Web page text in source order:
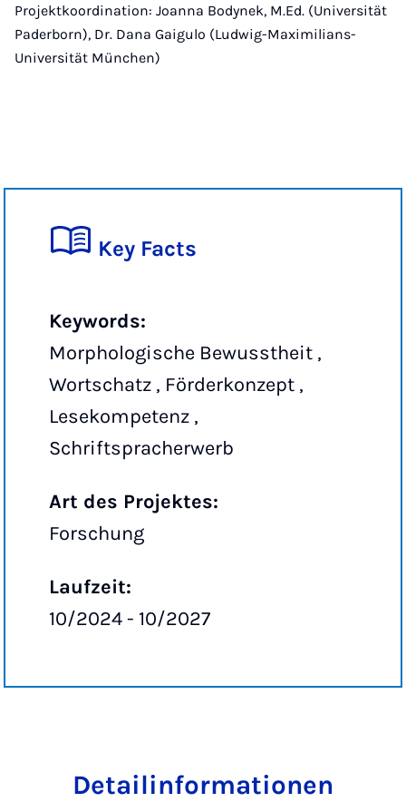
Projektkoordination: Joanna Bodynek, M.Ed. (Universität
Paderborn), Dr. Dana Gaigulo (Ludwig-Maximilians-
Universität München)
Key Facts
Keywords:
Morphologische Bewusstheit ,
Wortschatz , Förderkonzept ,
Lesekompetenz ,
Schriftspracherwerb
Art des Projektes:
Forschung
Laufzeit:
10/2024 - 10/2027
Detailinformationen